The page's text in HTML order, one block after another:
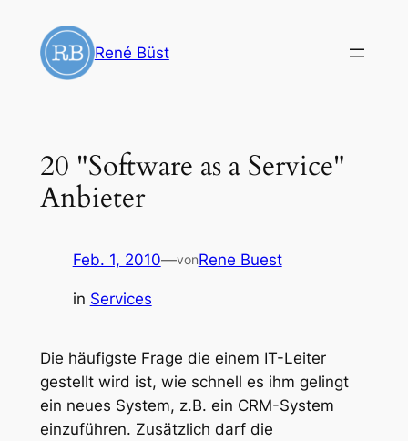
Inhalt
springen
René Büst
20 "Software as a Service"
Anbieter
Feb. 1, 2010—vonRene Buest
in Services
Die häufigste Frage die einem IT-Leiter
gestellt wird ist, wie schnell es ihm gelingt
ein neues System, z.B. ein CRM-System
einzuführen. Zusätzlich darf die